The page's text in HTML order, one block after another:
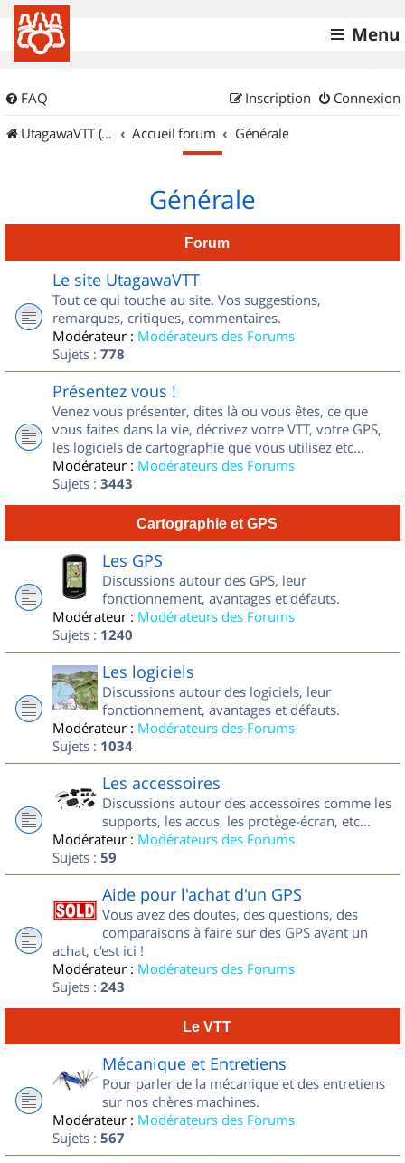
Menu
FAQ Connexion
Inscription
UtagawaVTT (Randos VTT et VTTAE avec traces GPS)
Accueil forum Générale
Générale
Forum
Le site UtagawaVTT
Tout ce qui touche au site. Vos suggestions,
remarques, critiques, commentaires.
Modérateur : Modérateurs des Forums
Sujets : 778
Présentez vous !
Venez vous présenter, dites là ou vous êtes, ce que
vous faites dans la vie, décrivez votre VTT, votre GPS,
les logiciels de cartographie que vous utilisez etc...
Modérateur : Modérateurs des Forums
Sujets : 3443
Cartographie et GPS
Les GPS
Discussions autour des GPS, leur
fonctionnement, avantages et défauts.
Modérateur : Modérateurs des Forums
Sujets : 1240
Les logiciels
Discussions autour des logiciels, leur
fonctionnement, avantages et défauts.
Modérateur : Modérateurs des Forums
Sujets : 1034
Les accessoires
Discussions autour des accessoires comme les
supports, les accus, les protège-écran, etc...
Modérateur : Modérateurs des Forums
Sujets : 59
Aide pour l'achat d'un GPS
Vous avez des doutes, des questions, des
comparaisons à faire sur des GPS avant un
achat, c'est ici !
Modérateur : Modérateurs des Forums
Sujets : 243
Le VTT
Mécanique et Entretiens
Pour parler de la mécanique et des entretiens
sur nos chères machines.
Modérateur : Modérateurs des Forums
Sujets : 567